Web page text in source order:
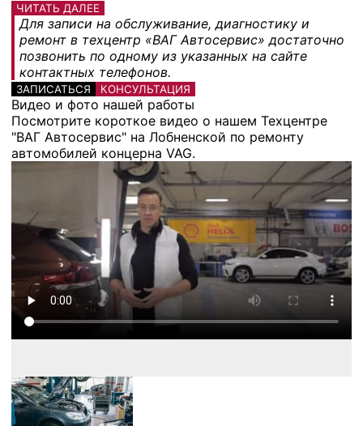
ЧИТАТЬ ДАЛЕЕ
Для записи на обслуживание, диагностику и
ремонт в техцентр «ВАГ Автосервис» достаточно
позвонить по одному из указанных на сайте
контактных телефонов.
ЗАПИСАТЬСЯ КОНСУЛЬТАЦИЯ
Видео и фото нашей работы
Посмотрите короткое видео о нашем Техцентре
"ВАГ Автосервис" на Лобненской по ремонту
автомобилей концерна VAG.